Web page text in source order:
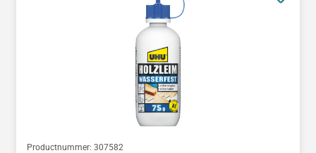
Productnummer: 307582